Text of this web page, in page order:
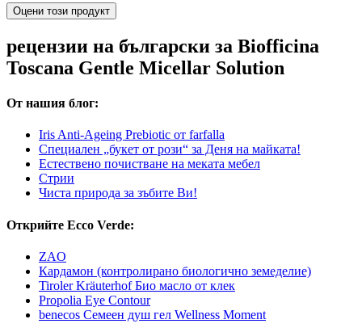
Оцени този продукт
рецензии на български за Biofficina
Toscana Gentle Micellar Solution
От нашия блог:
Iris Anti-Ageing Prebiotic от farfalla
Специален „букет от рози“ за Деня на майката!
Естествено почистване на меката мебел
Стрии
Чиста природа за зъбите Ви!
Открийте Ecco Verde:
ZAO
Кардамон (контролирано биологично земеделие)
Tiroler Kräuterhof Био масло от клек
Propolia Eye Contour
benecos Семеен душ гел Wellness Moment